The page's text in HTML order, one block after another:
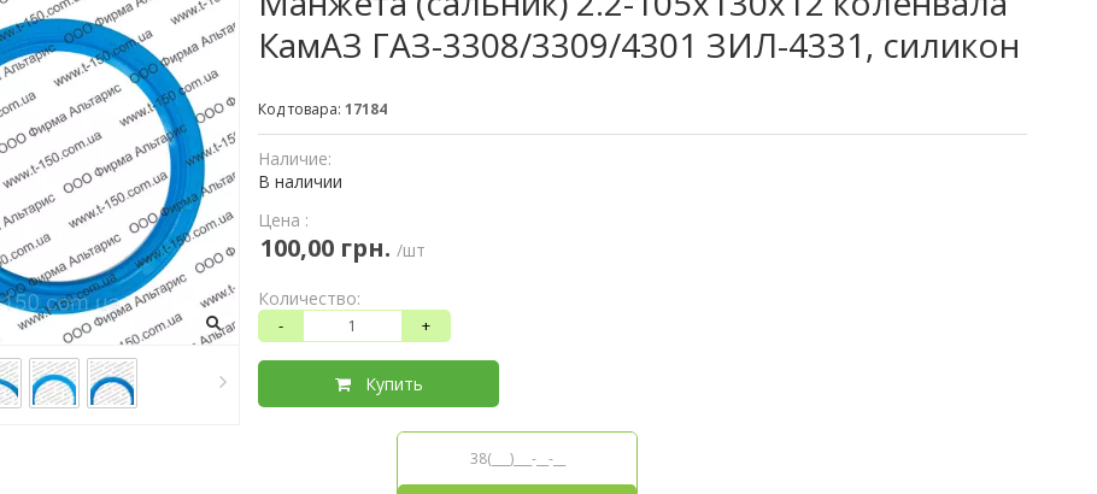
КамАЗ ГАЗ-3308/3309/4301 ЗИЛ-4331, силикон
Код товара: 17184
Наличие:
В наличии
Цена :
100,00 грн. /шт
Количество:
- +
Купить